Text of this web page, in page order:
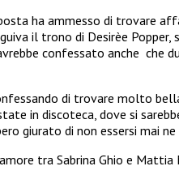
ha ammesso di trovare
il trono di Desirèe Popper,
confessato anche che
di trovare molto
in discoteca, dove si
giurato di non essersi mai
tra Sabrina Ghio e Mattia